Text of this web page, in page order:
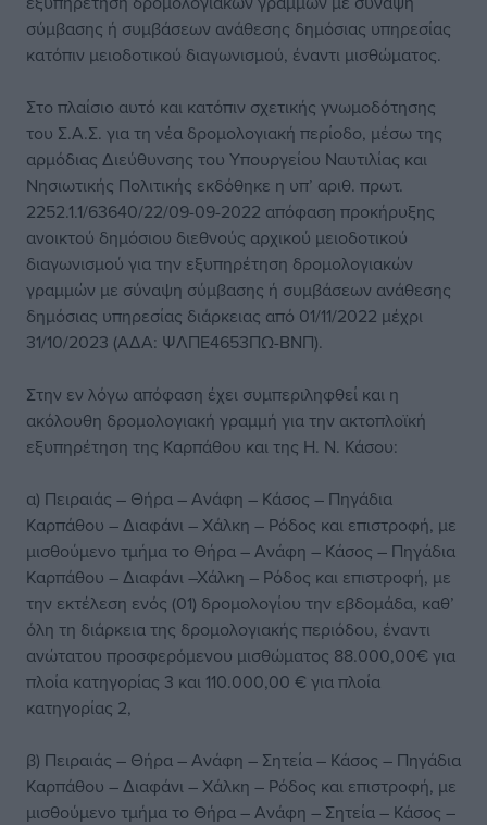
σύμβασης ή συμβάσεων ανάθεσης δημόσιας υπηρεσίας
κατόπιν μειοδοτικού διαγωνισμού, έναντι μισθώματος.
Στο πλαίσιο αυτό και κατόπιν σχετικής γνωμοδότησης
του Σ.Α.Σ. για τη νέα δρομολογιακή περίοδο, μέσω της
αρμόδιας Διεύθυνσης του Υπουργείου Ναυτιλίας και
Νησιωτικής Πολιτικής εκδόθηκε η υπ’ αριθ. πρωτ.
2252.1.1/63640/22/09-09-2022 απόφαση προκήρυξης
ανοικτού δημόσιου διεθνούς αρχικού μειοδοτικού
διαγωνισμού για την εξυπηρέτηση δρομολογιακών
γραμμών με σύναψη σύμβασης ή συμβάσεων ανάθεσης
δημόσιας υπηρεσίας διάρκειας από 01/11/2022 μέχρι
31/10/2023 (ΑΔΑ: ΨΛΠΕ4653ΠΩ-ΒΝΠ).
Στην εν λόγω απόφαση έχει συμπεριληφθεί και η
ακόλουθη δρομολογιακή γραμμή για την ακτοπλοϊκή
εξυπηρέτηση της Καρπάθου και της Η. Ν. Κάσου:
α) Πειραιάς – Θήρα – Ανάφη – Κάσος – Πηγάδια
Καρπάθου – Διαφάνι – Χάλκη – Ρόδος και επιστροφή, με
μισθούμενο τμήμα το Θήρα – Ανάφη – Κάσος – Πηγάδια
Καρπάθου – Διαφάνι –Χάλκη – Ρόδος και επιστροφή, με
την εκτέλεση ενός (01) δρομολογίου την εβδομάδα, καθ’
όλη τη διάρκεια της δρομολογιακής περιόδου, έναντι
ανώτατου προσφερόμενου μισθώματος 88.000,00€ για
πλοία κατηγορίας 3 και 110.000,00 € για πλοία
κατηγορίας 2,
β) Πειραιάς – Θήρα – Ανάφη – Σητεία – Κάσος – Πηγάδια
Καρπάθου – Διαφάνι – Χάλκη – Ρόδος και επιστροφή, με
μισθούμενο τμήμα το Θήρα – Ανάφη – Σητεία – Κάσος –